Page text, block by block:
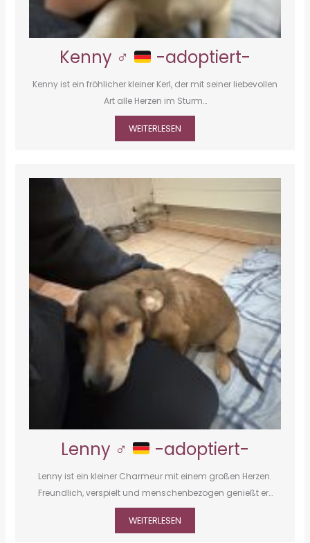
Kenny ♂ -adoptiert-
Kenny ist ein fröhlicher kleiner Kerl, der mit seiner liebevollen
Art alle Herzen im Sturm…
WEITERLESEN
Lenny ♂ -adoptiert-
Lenny ist ein kleiner Charmeur mit einem großen Herzen.
Freundlich, verspielt und menschenbezogen genießt er…
WEITERLESEN